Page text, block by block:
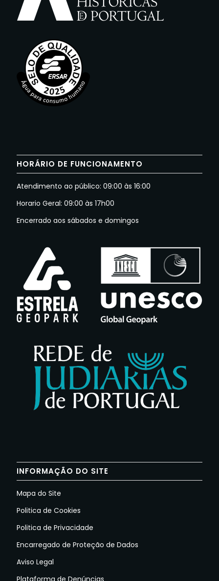
HORÁRIO DE FUNCIONAMENTO
Atendimento ao público: 09:00 às 16:00
Horario Geral: 09:00 às 17h00
Encerrado aos sábados e domingos
INFORMAÇÃO DO SITE
Mapa do Site
Politica de Cookies
Politica de Privacidade
Encarregado de Proteção de Dados
Aviso Legal
Plataforma de Denúncias